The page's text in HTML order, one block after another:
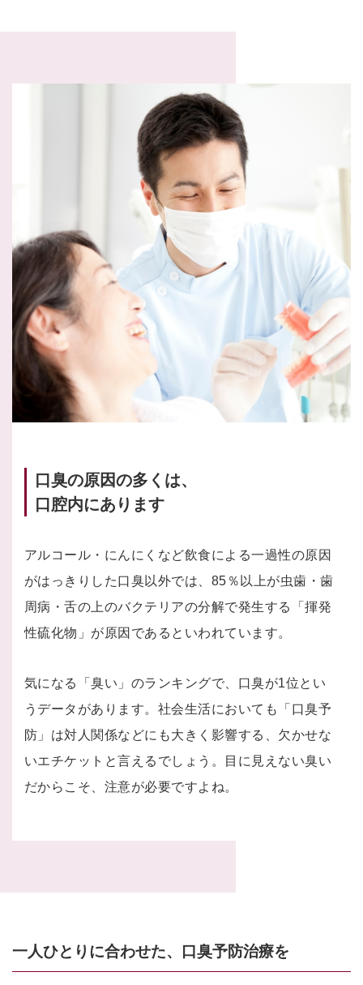
口臭の原因の多くは、
口腔内にあります
アルコール・にんにくなど飲食による一過性の原因
がはっきりした口臭以外では、85％以上が虫歯・歯
周病・舌の上のバクテリアの分解で発生する「揮発
性硫化物」が原因であるといわれています。
気になる「臭い」のランキングで、口臭が1位とい
うデータがあります。社会生活においても「口臭予
防」は対人関係などにも大きく影響する、欠かせな
いエチケットと言えるでしょう。目に見えない臭い
だからこそ、注意が必要ですよね。
一人ひとりに合わせた、口臭予防治療を